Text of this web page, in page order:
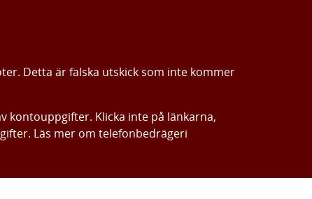
Detta är falska utskick som inte kommer
kontouppgifter. Klicka inte på länkarna,
Läs mer om telefonbedrägeri